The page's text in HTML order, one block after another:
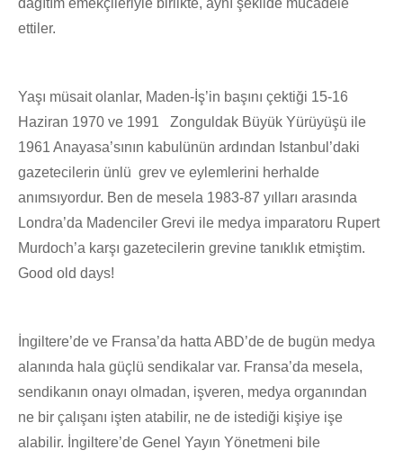
dağıtım emekçileriyle birlikte, aynı şekilde mücadele
ettiler.
Yaşı müsait olanlar, Maden-İş’in başını çektiği 15-16
Haziran 1970 ve 1991 Zonguldak Büyük Yürüyüşü ile
1961 Anayasa’sının kabulünün ardından Istanbul’daki
gazetecilerin ünlü grev ve eylemlerini herhalde
anımsıyordur. Ben de mesela 1983-87 yılları arasında
Londra’da Madenciler Grevi ile medya imparatoru Rupert
Murdoch’a karşı gazetecilerin grevine tanıklık etmiştim.
Good old days!
İngiltere’de ve Fransa’da hatta ABD’de de bugün medya
alanında hala güçlü sendikalar var. Fransa’da mesela,
sendikanın onayı olmadan, işveren, medya organından
ne bir çalışanı işten atabilir, ne de istediği kişiye işe
alabilir. İngiltere’de Genel Yayın Yönetmeni bile